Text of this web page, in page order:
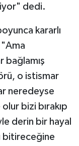
dedi.
kararlı
"Ama
bağlamış
o istismar
neredeyse
bizi bırakıp
derin bir hayal
bitireceğine